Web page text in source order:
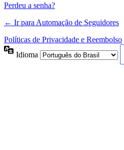
Perdeu a senha?
← Ir para Automação de Seguidores
Políticas de Privacidade e Reembolso
Idioma